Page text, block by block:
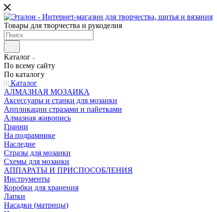
Товары для творчества и рукоделия
Каталог
По всему сайту
По каталогу
Каталог
АЛМАЗНАЯ МОЗАИКА
Аксессуары и станки для мозаики
Аппликации стразами и пайетками
Алмазная живопись
Гранни
На подрамнике
Наследие
Стразы для мозаики
Схемы для мозаики
АППАРАТЫ И ПРИСПОСОБЛЕНИЯ
Инструменты
Коробки для хранения
Лапки
Насадки (матрицы)